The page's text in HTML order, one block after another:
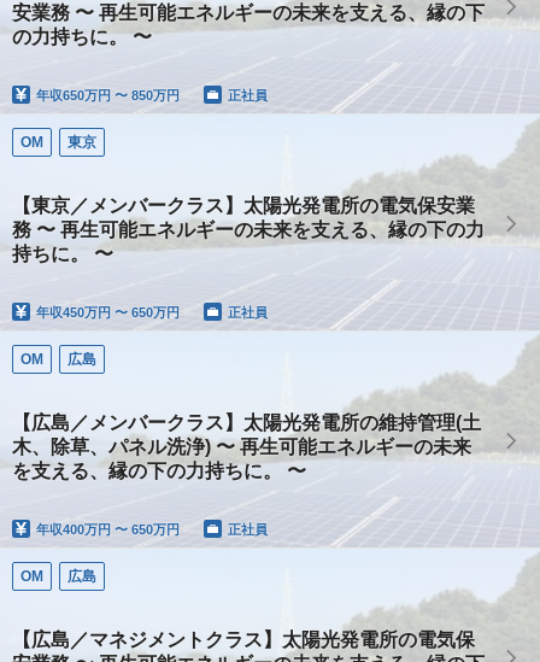
安業務 〜 再生可能エネルギーの未来を支える、縁の下
の力持ちに。 〜
年収650万円 〜 850万円 正社員
OM 東京
【東京／メンバークラス】太陽光発電所の電気保安業
務 〜 再生可能エネルギーの未来を支える、縁の下の力
持ちに。 〜
年収450万円 〜 650万円 正社員
OM 広島
【広島／メンバークラス】太陽光発電所の維持管理(土
木、除草、パネル洗浄) 〜 再生可能エネルギーの未来
を支える、縁の下の力持ちに。 〜
年収400万円 〜 650万円 正社員
OM 広島
【広島／マネジメントクラス】太陽光発電所の電気保